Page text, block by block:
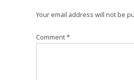
Your email address will not be
Comment*